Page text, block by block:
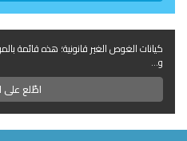
كيانات الغوص الغير قانونية؛ هذه قائمة
و...
اطّلع على